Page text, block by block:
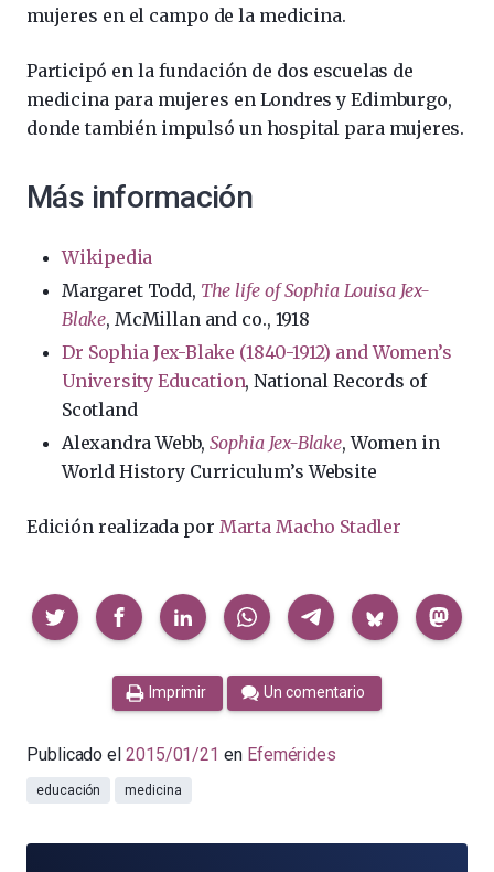
mujeres en el campo de la medicina.
Participó en la fundación de dos escuelas de
medicina para mujeres en Londres y Edimburgo,
donde también impulsó un hospital para mujeres.
Más información
Wikipedia
Margaret Todd, The life of Sophia Louisa Jex-
Blake, McMillan and co., 1918
Dr Sophia Jex-Blake (1840-1912) and Women’s
University Education, National Records of
Scotland
Alexandra Webb, Sophia Jex-Blake, Women in
World History Curriculum’s Website
Edición realizada por Marta Macho Stadler
Compartir
Imprimir Un comentario
Publicado el 2015/01/21 en Efemérides
educación medicina